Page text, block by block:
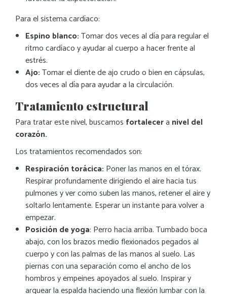
Para el sistema cardíaco:
Espino blanco:Tomar dos veces al día para regular el
ritmo cardíaco y ayudar al cuerpo a hacer frente al
estrés.
Ajo:Tomar el diente de ajo crudo o bien en cápsulas,
dos veces al día para ayudar a la circulación.
Tratamiento estructural
Para tratar este nivel, buscamos fortalecera nivel del
corazón.
Los tratamientos recomendados son:
Respiración torácica: Poner las manos en el tórax.
Respirar profundamente dirigiendo el aire hacia tus
pulmones y ver como suben las manos, retener el aire y
soltarlo lentamente. Esperar un instante para volver a
empezar.
Posición de yoga: Perro hacia arriba. Tumbado boca
abajo, con los brazos medio flexionados pegados al
cuerpo y con las palmas de las manos al suelo. Las
piernas con una separación como el ancho de los
hombros y empeines apoyados al suelo. Inspirar y
arquear la espalda haciendo una flexión lumbar con la